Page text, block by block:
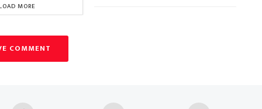
MORE
COMMENT